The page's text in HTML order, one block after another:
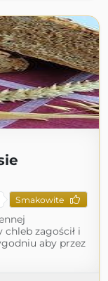
Smakowite
zagościł i
aby przez